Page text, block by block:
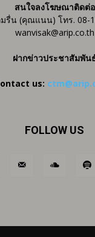
สนใจลงโฆษณาติดต่อ
น (คุณแนน) โทร. 08-
wanvisak@arip.co.th
ฝากข่าวประชาสัมพัน
us:
FOLLOW US